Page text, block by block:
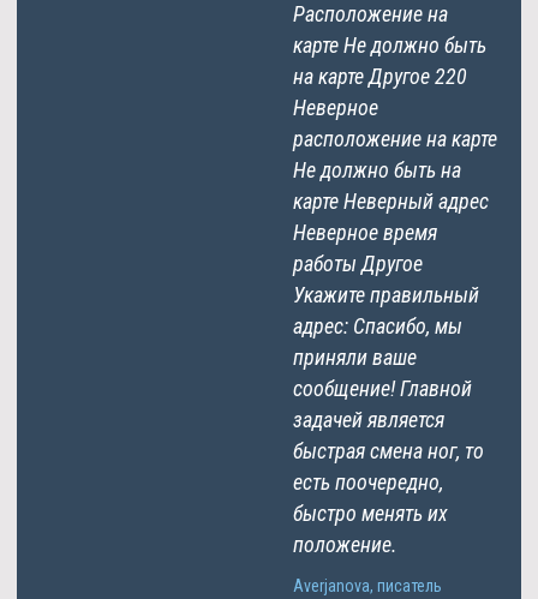
Расположение на
карте Не должно быть
на карте Другое 220
Неверное
расположение на карте
Не должно быть на
карте Неверный адрес
Неверное время
работы Другое
Укажите правильный
адрес: Спасибо, мы
приняли ваше
сообщение! Главной
задачей является
быстрая смена ног, то
есть поочередно,
быстро менять их
положение.
Averjanova, писатель